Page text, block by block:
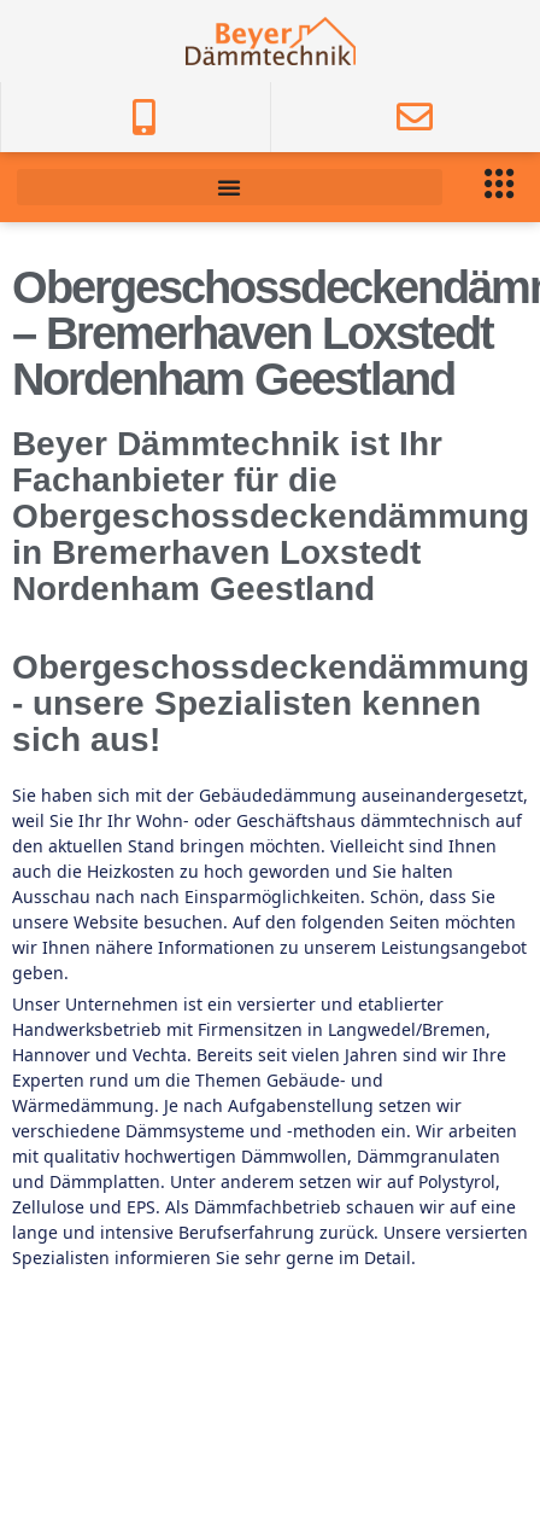
– Bremerhaven Loxstedt
Nordenham Geestland
Beyer Dämmtechnik ist Ihr
Fachanbieter für die
Obergeschossdeckendämmung
in Bremerhaven Loxstedt
Nordenham Geestland
Obergeschossdeckendämmung
- unsere Spezialisten kennen
sich aus!
Sie haben sich mit der Gebäudedämmung auseinandergesetzt,
weil Sie Ihr Ihr Wohn- oder Geschäftshaus dämmtechnisch auf
den aktuellen Stand bringen möchten. Vielleicht sind Ihnen
auch die Heizkosten zu hoch geworden und Sie halten
Ausschau nach nach Einsparmöglichkeiten. Schön, dass Sie
unsere Website besuchen. Auf den folgenden Seiten möchten
wir Ihnen nähere Informationen zu unserem Leistungsangebot
geben.
Unser Unternehmen ist ein versierter und etablierter
Handwerksbetrieb mit Firmensitzen in Langwedel/Bremen,
Hannover und Vechta. Bereits seit vielen Jahren sind wir Ihre
Experten rund um die Themen Gebäude- und
Wärmedämmung. Je nach Aufgabenstellung setzen wir
verschiedene Dämmsysteme und -methoden ein. Wir arbeiten
mit qualitativ hochwertigen Dämmwollen, Dämmgranulaten
und Dämmplatten. Unter anderem setzen wir auf Polystyrol,
Zellulose und EPS. Als Dämmfachbetrieb schauen wir auf eine
lange und intensive Berufserfahrung zurück. Unsere versierten
Spezialisten informieren Sie sehr gerne im Detail.